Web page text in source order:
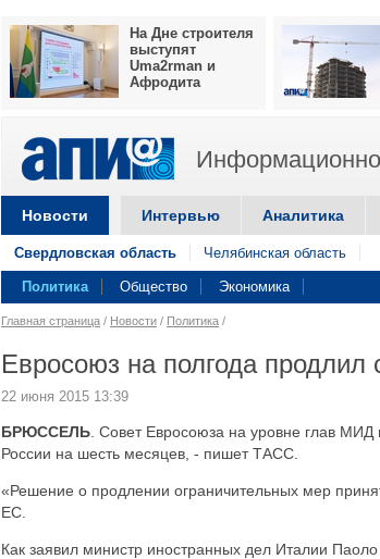
На Дне строителя
выступят
Uma2rman и
Афродита
Новости Интервью Аналитика
Свердловская область Челябинская область
Политика Общество Экономика
Главная страница / Новости / Политика /
Евросоюз на полгода продлил
22 июня 2015 13:39
БРЮССЕЛЬ . Совет Евросоюза на уровне глав
России на шесть месяцев, - пишет ТАСС.
«Решение о продлении ограничительных мер
ЕС.
Как заявил министр иностранных дел Италии